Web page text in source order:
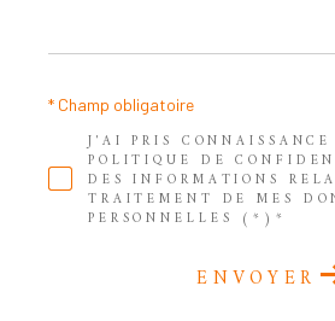
J'AI PRIS
POLITIQUE DE
DES INFORMATIONS
TRAITEMENT DE MES
PERSONNELLES (*)*
* Champ obligatoire
ENVOYER